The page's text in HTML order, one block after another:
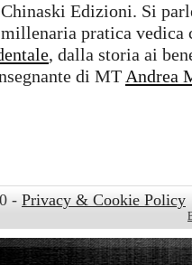
Chinaski Edizioni. Si
millenaria pratica vedica
, dalla storia ai
di MT Andrea
- Privacy & Cookie Policy